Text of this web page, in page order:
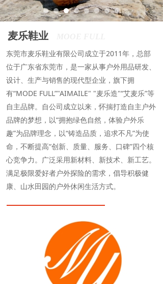
麦乐鞋业
东莞市麦乐鞋业有限公司成立于2011年，总部
位于广东省东莞市，是一家从事户外用品研发、
设计、生产与销售的现代型企业，旗下拥
有“MODE FULL”"AIMAILE" "麦乐造"“艾麦乐”等
自主品牌。自公司成立以来，怀揣打造自主户外
品牌的梦想，以“拥抱绿色自然，体验户外乐
趣”为品牌理念，以“铸造品质，追求不凡”为使
命，不断提高“创新、质量、服务、口碑”四个核
心竞争力。广泛采用新材料、新技术、新工艺。
满足极限爱好者户外探险的需求，倡导积极健
康、山水田园的户外休闲生活方式。
会的经营理念，通过品牌塑造与推广、产品自主
设计与开发、营销网络建设与优化、供应链整合
与管理，已在户外产品领域取得辉煌成就。同
时，积极投身于社会公益事业，在为经营业绩不
断提高的同时，采取多种形式，为老少偏穷地区